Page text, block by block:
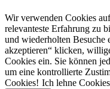
Wir verwenden Cookies
relevanteste Erfahrung zu
und wiederholten Besuche
akzeptieren“ klicken,
Cookies ein. Sie können
um eine kontrollierte
Cookies! Ich lehne